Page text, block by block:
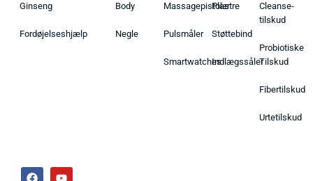
Ginseng
Fordøjelseshjælp
Body
Negle
Massagepistoler
Pulsmåler
Smartwatches
Plastre
Støttebind
Indlægssåler
Cleanse-
tilskud
Probiotiske
Tilskud
Fibertilskud
Urtetilskud